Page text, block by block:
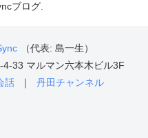
ブログ.
（代表: 島一生）
33 マルマン六本木ビル3F
話 ｜ 丹田チャンネル